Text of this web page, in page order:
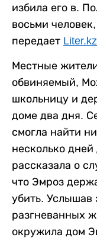
избила его в.
восьми
передает Liter.kz
Местные
обвиняемый,
школьницу и
доме два дня.
смогла найти
несколько
рассказала о
что Эмроз
убить. Услышав
разгневанных
окружила дом